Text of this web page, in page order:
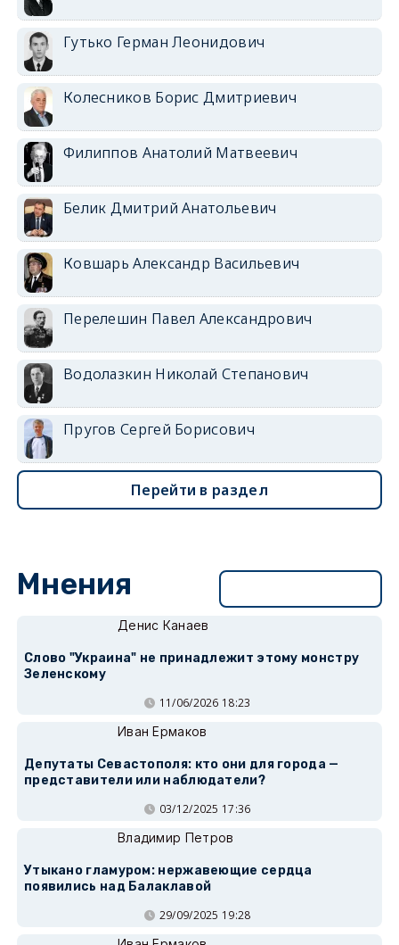
Гутько Герман Леонидович
Колесников Борис Дмитриевич
Филиппов Анатолий Матвеевич
Белик Дмитрий Анатольевич
Ковшарь Александр Васильевич
Перелешин Павел Александрович
Водолазкин Николай Степанович
Пругов Сергей Борисович
Перейти в раздел
Мнения
Денис Канаев
Слово "Украина" не принадлежит этому монстру
Зеленскому
11/06/2026 18:23
Иван Ермаков
Депутаты Севастополя: кто они для города —
представители или наблюдатели?
03/12/2025 17:36
Владимир Петров
Утыкано гламуром: нержавеющие сердца
появились над Балаклавой
29/09/2025 19:28